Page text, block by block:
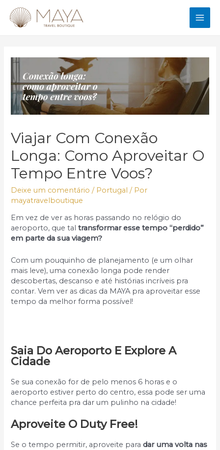
para
Viajar Com Conexão
Longa: Como Aproveitar O
Tempo Entre Voos?
Deixe um comentário / Portugal / Por
mayatravelboutique
Em vez de ver as horas passando no relógio do
aeroporto, que taltransformar esse tempo “perdido”
em parte da sua viagem?
Com um pouquinho de planejamento (e um olhar
mais leve), uma conexão longa pode render
descobertas, descanso e até histórias incríveis pra
contar. Vem ver as dicas da MAYA pra aproveitar esse
tempo da melhor forma possível!
Saia Do Aeroporto E Explore A
Cidade
Se sua conexão for de pelo menos 6 horas e o
aeroporto estiver perto do centro, essa pode ser uma
chance perfeita pra dar um pulinho na cidade!
Aproveite O Duty Free!
Se o tempo permitir, aproveite paradar uma volta nas